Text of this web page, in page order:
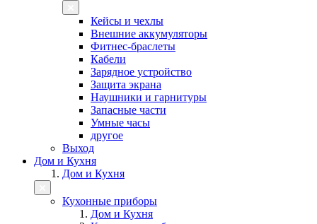
Кейсы и чехлы
Внешние аккумуляторы
Фитнес-браслеты
Кабели
Зарядное устройство
Защита экрана
Наушники и гарнитуры
Запасные части
Умные часы
другое
Выход
Дом и Кухня
Дом и Кухня
Кухонные приборы
Дом и Кухня